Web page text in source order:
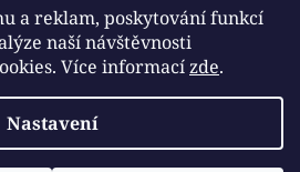
a reklam, poskytování funkcí
naší návštěvnosti
Více informacízde.
Nastavení